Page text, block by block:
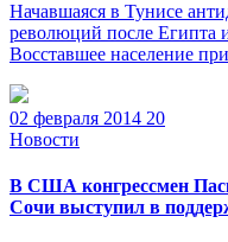
Начавшаяся в Тунисе
революций после Египта
Восставшее население
02 февраля 2014 20
Новости
В США конгрессмен
Сочи выступил в